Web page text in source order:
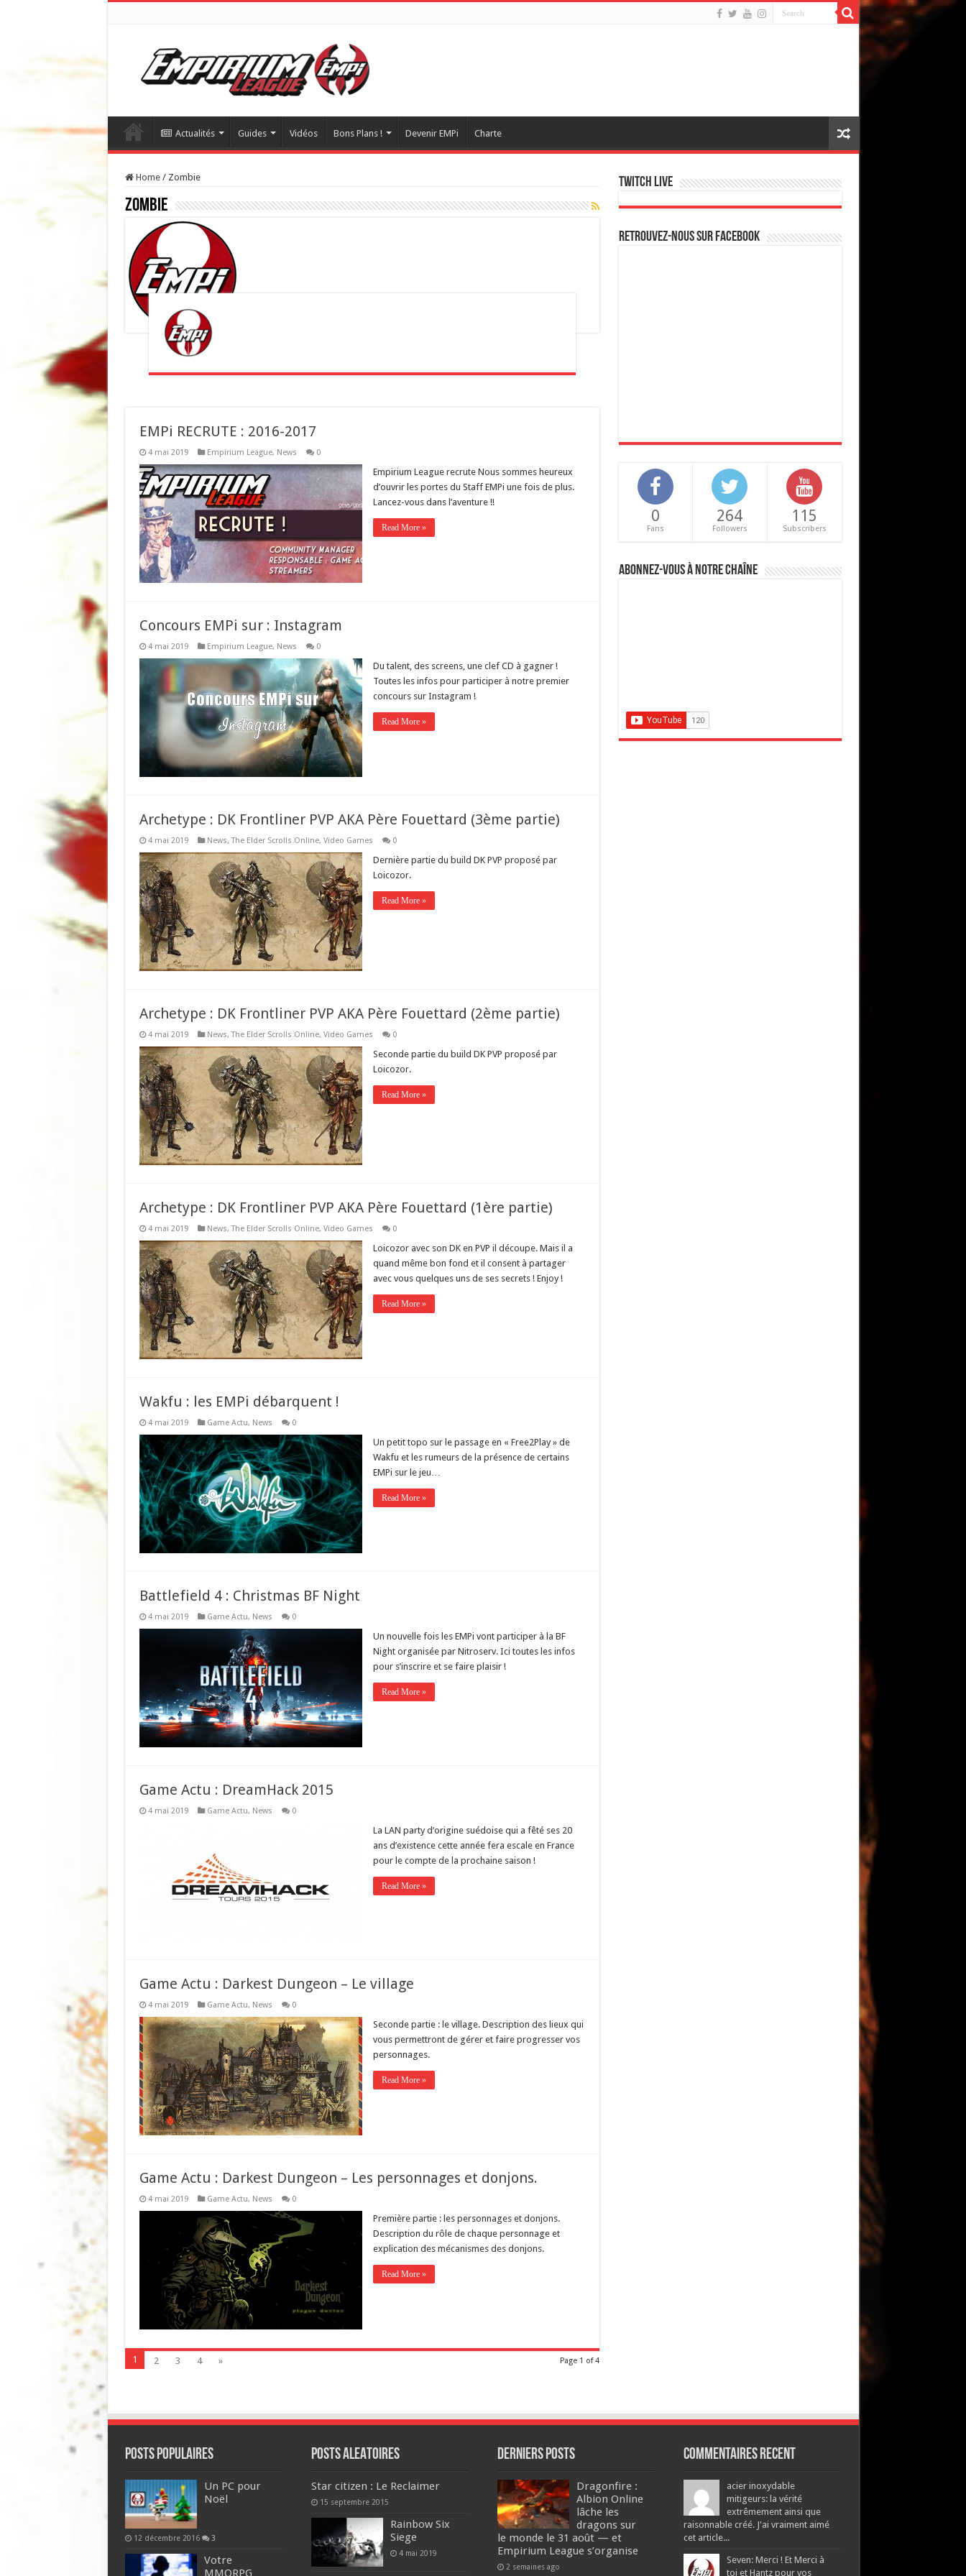
Actualités Guides Vidéos Bons Plans ! Devenir EMPi Charte
Home / Zombie
Zombie
EMPi RECRUTE : 2016-2017
4 mai 2019 Empirium League, News 0
Empirium League recrute Nous sommes heureux
d’ouvrir les portes du Staff EMPi une fois de plus.
Lancez-vous dans l’aventure !!
Read More »
Concours EMPi sur : Instagram
4 mai 2019 Empirium League, News 0
Du talent, des screens, une clef CD à gagner !
Toutes les infos pour participer à notre premier
concours sur Instagram !
Read More »
Archetype : DK Frontliner PVP AKA Père Fouettard (3ème partie)
4 mai 2019 News,The Elder Scrolls Online, Video Games 0
Dernière partie du build DK PVP proposé par
Loicozor.
Read More »
Archetype : DK Frontliner PVP AKA Père Fouettard (2ème partie)
4 mai 2019 News,The Elder Scrolls Online, Video Games 0
Seconde partie du build DK PVP proposé par
Loicozor.
Read More »
Archetype : DK Frontliner PVP AKA Père Fouettard (1ère partie)
4 mai 2019 News,The Elder Scrolls Online, Video Games 0
Loicozor avec son DK en PVP il découpe. Mais il a
quand même bon fond et il consent à partager
avec vous quelques uns de ses secrets ! Enjoy !
Read More »
Wakfu : les EMPi débarquent !
4 mai 2019 Game Actu, News 0
Un petit topo sur le passage en « Free2Play » de
Wakfu et les rumeurs de la présence de certains
EMPi sur le jeu…
Read More »
Battlefield 4 : Christmas BF Night
4 mai 2019 Game Actu, News 0
Un nouvelle fois les EMPi vont participer à la BF
Night organisée par Nitroserv. Ici toutes les infos
pour s’inscrire et se faire plaisir !
Read More »
Game Actu : DreamHack 2015
4 mai 2019 Game Actu, News 0
La LAN party d’origine suédoise qui a fêté ses 20
ans d’existence cette année fera escale en France
pour le compte de la prochaine saison !
Read More »
Game Actu : Darkest Dungeon – Le village
4 mai 2019 Game Actu, News 0
Seconde partie : le village. Description des lieux qui
vous permettront de gérer et faire progresser vos
personnages.
Read More »
Game Actu : Darkest Dungeon – Les personnages et donjons.
4 mai 2019 Game Actu, News 0
Première partie : les personnages et donjons.
Description du rôle de chaque personnage et
explication des mécanismes des donjons.
Read More »
Page 1 of 4
1 2 3 4 »
Twitch live
Retrouvez-nous sur Facebook
0
Fans
264
Followers
115
Subscribers
Abonnez-vous à notre chaîne
POSTS POPULAIRES
Un PC pour
Noël
12 décembre 2016 3
Votre
MMORPG
Posts ALEATOIRES
Star citizen : Le Reclaimer
15 septembre 2015
Rainbow Six
Siege
4 mai 2019
DERNIERS Posts
Dragonfire :
Albion Online
lâche les
dragons sur
le monde le 31 août — et
Empirium League s’organise
2 semaines ago
Commentaires recent
acier inoxydable
mitigeurs: la vérité
extrêmement ainsi que
raisonnable créé. J'ai vraiment aimé
cet article...
Seven: Merci ! Et Merci à
toi et Hantz pour vos